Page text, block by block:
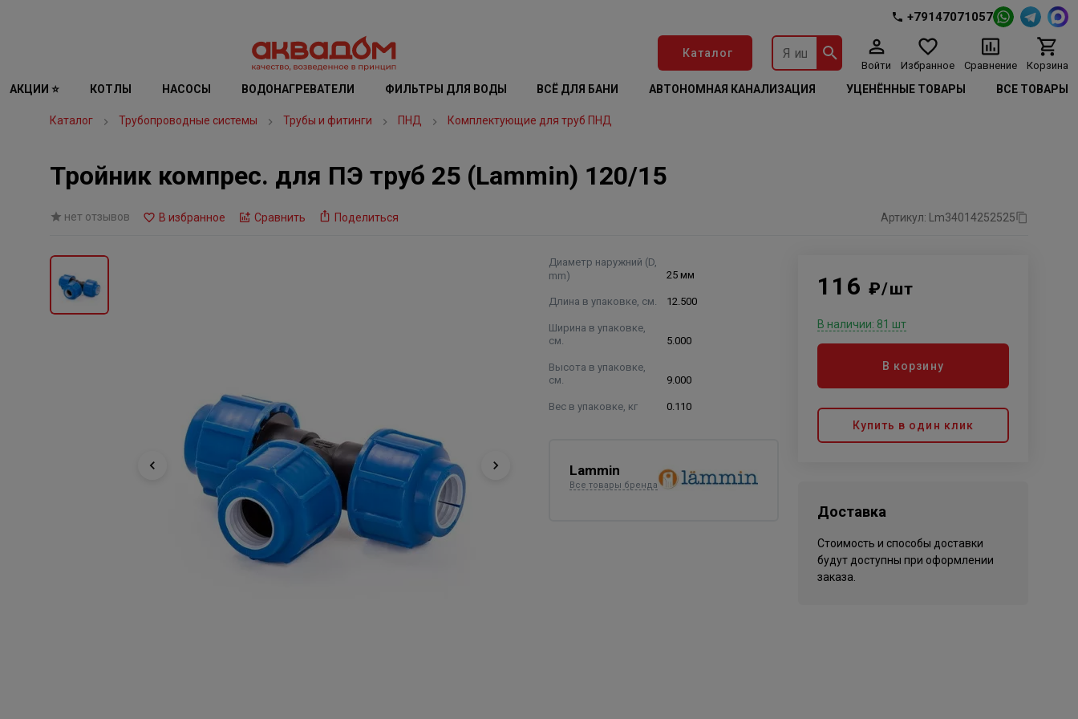
+79147071057
Каталог
Войти Избранное Сравнение Корзина
АКЦИИ ⭐ КОТЛЫ НАСОСЫ ВОДОНАГРЕВАТЕЛИ ФИЛЬТРЫ ДЛЯ ВОДЫ ВСЁ ДЛЯ БАНИ АВТОНОМНАЯ КАНАЛИЗАЦИЯ УЦЕНЁННЫЕ ТОВАРЫ ВСЕ ТОВАРЫ
Каталог Трубопроводные системы Трубы и фитинги ПНД Комплектующие для труб ПНД
Тройник компрес. для ПЭ труб 25 (Lammin) 120/15
нет отзывов В избранное Сравнить Поделиться Артикул: Lm34014252525
Диаметр наружний (D,
mm)
25 мм
Длина в упаковке, см. 12.500
Ширина в упаковке,
см.
5.000
Высота в упаковке,
см.
9.000
Вес в упаковке, кг 0.110
Lammin
Все товары бренда
116 ₽/шт
В наличии: 81 шт
В корзину
Купить в один клик
Доставка
Стоимость и способы доставки
будут доступны при оформлении
заказа.